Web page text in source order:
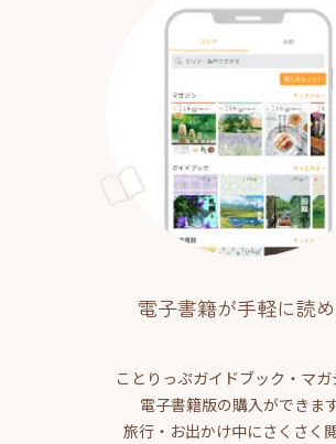
電子書籍が手軽に読
ことりっぷガイドブック・マガ
電子書籍版の購入ができます
旅行・お出かけ中にさくさく